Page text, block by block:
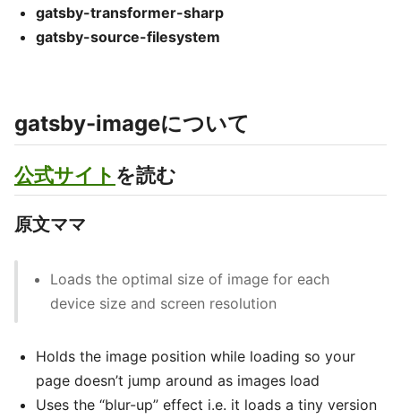
gatsby-transformer-sharp
gatsby-source-filesystem
gatsby-imageについて
公式サイト を読む
原文ママ
Loads the optimal size of image for each
device size and screen resolution
Holds the image position while loading so your
page doesn’t jump around as images load
Uses the “blur-up” effect i.e. it loads a tiny version